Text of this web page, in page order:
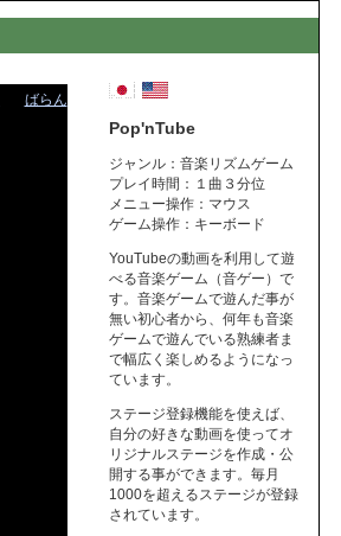
ばらん
Pop'nTube
ジャンル：音楽リズムゲーム
プレイ時間：１曲３分位
メニュー操作：マウス
ゲーム操作：キーボード
YouTubeの動画を利用して遊
べる音楽ゲーム（音ゲー）で
す。音楽ゲームで遊んだ事が
無い初心者から、何年も音楽
ゲームで遊んでいる熟練者ま
で幅広く楽しめるようになっ
ています。
ステージ登録機能を使えば、
自分の好きな動画を使ってオ
リジナルステージを作成・公
開する事ができます。毎月
1000を超えるステージが登録
されています。